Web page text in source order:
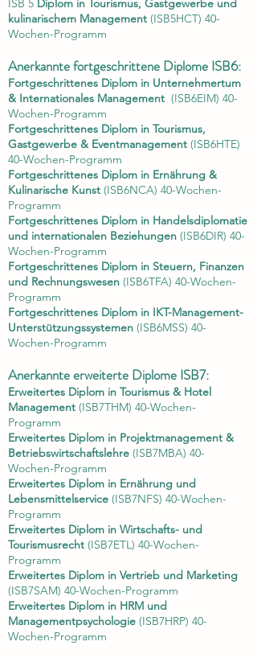
ISB 5 Diplom in Tourismus, Gastgewerbe und
kulinarischem Management (ISB5HCT) 40-
Wochen-Programm
Anerkannte fortgeschrittene Diplome ISB6:
Fortgeschrittenes Diplom in Unternehmertum
& Internationales Management (ISB6EIM) 40-
Wochen-Programm
Fortgeschrittenes Diplom in Tourismus,
Gastgewerbe & Eventmanagement (ISB6HTE)
40-Wochen-Programm
Fortgeschrittenes Diplom in Ernährung &
Kulinarische Kunst (ISB6NCA) 40-Wochen-
Programm
Fortgeschrittenes Diplom in Handelsdiplomatie
und internationalen Beziehungen (ISB6DIR) 40-
Wochen-Programm
Fortgeschrittenes Diplom in Steuern, Finanzen
und Rechnungswesen (ISB6TFA) 40-Wochen-
Programm
Fortgeschrittenes Diplom in IKT-Management-
Unterstützungssystemen (ISB6MSS) 40-
Wochen-Programm
Anerkannte erweiterte Diplome ISB7:
Erweitertes Diplom in Tourismus & Hotel
Management (ISB7THM) 40-Wochen-
Programm
Erweitertes Diplom in Projektmanagement &
Betriebswirtschaftslehre (ISB7MBA) 40-
Wochen-Programm
Erweitertes Diplom in Ernährung und
Lebensmittelservice (ISB7NFS) 40-Wochen-
Programm
Erweitertes Diplom in Wirtschafts- und
Tourismusrecht (ISB7ETL) 40-Wochen-
Programm
Erweitertes Diplom in Vertrieb und Marketing
(ISB7SAM) 40-Wochen-Programm
Erweitertes Diplom in HRM und
Managementpsychologie (ISB7HRP) 40-
Wochen-Programm